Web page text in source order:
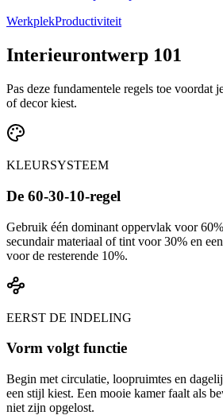
WerkplekProductiviteit
Interieurontwerp 101
Pas deze fundamentele regels toe voordat
of decor kiest.
KLEURSYSTEEM
De 60-30-10-regel
Gebruik één dominant oppervlak voor
secundair materiaal of tint voor 30% en
voor de resterende 10%.
EERST DE INDELING
Vorm volgt functie
Begin met circulatie, loopruimtes en
een stijl kiest. Een mooie kamer faalt als
niet zijn opgelost.